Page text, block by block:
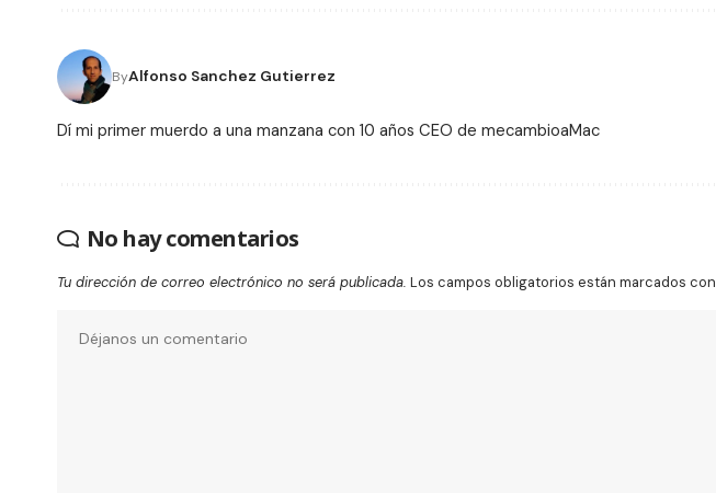
ByAlfonso Sanchez Gutierrez
Dí mi primer muerdo a una manzana con 10 años CEO de mecambioaMac
No hay comentarios
Tu dirección de correo electrónico no será publicada. Los campos obligatorios están marcados con